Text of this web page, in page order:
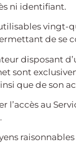
ni identifiant.
de se
disposant
sont
que de son
l’accès au